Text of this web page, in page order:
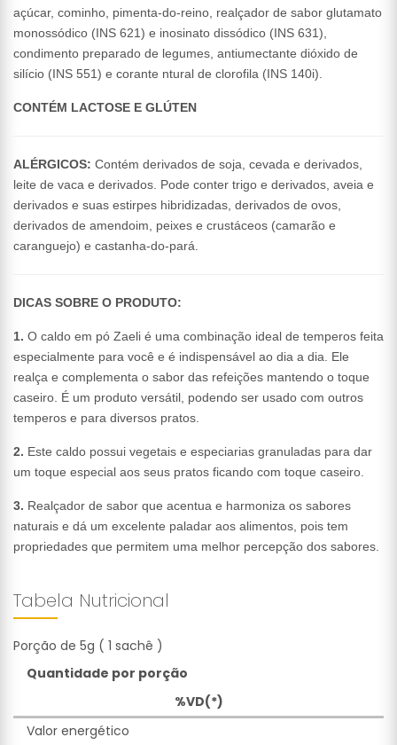
açúcar, cominho, pimenta-do-reino, realçador de sabor glutamato
monossódico (INS 621) e inosinato dissódico (INS 631),
condimento preparado de legumes, antiumectante dióxido de
silício (INS 551) e corante ntural de clorofila (INS 140i).
CONTÉM LACTOSE E GLÚTEN
ALÉRGICOS: Contém derivados de soja, cevada e derivados,
leite de vaca e derivados. Pode conter trigo e derivados, aveia e
derivados e suas estirpes hibridizadas, derivados de ovos,
derivados de amendoim, peixes e crustáceos (camarão e
caranguejo) e castanha-do-pará.
DICAS SOBRE O PRODUTO:
1. O caldo em pó Zaeli é uma combinação ideal de temperos feita
especialmente para você e é indispensável ao dia a dia. Ele
realça e complementa o sabor das refeições mantendo o toque
caseiro. É um produto versátil, podendo ser usado com outros
temperos e para diversos pratos.
2. Este caldo possui vegetais e especiarias granuladas para dar
um toque especial aos seus pratos ficando com toque caseiro.
3. Realçador de sabor que acentua e harmoniza os sabores
naturais e dá um excelente paladar aos alimentos, pois tem
propriedades que permitem uma melhor percepção dos sabores.
Tabela Nutricional
Porção de 5g ( 1 sachê )
Quantidade por porção
%VD(*)
Valor energético